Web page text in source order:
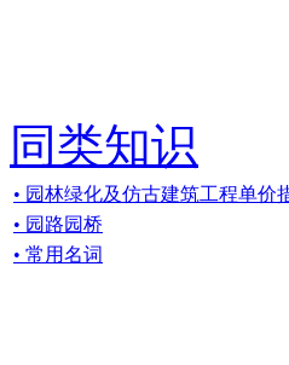
同类知识
• 园林绿化及仿古建筑工程单价
• 园路园桥
• 常用名词